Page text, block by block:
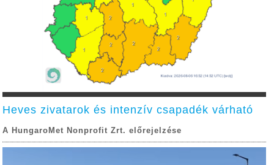
Heves zivatarok és intenzív csapadék várható
A HungaroMet Nonprofit Zrt. előrejelzése